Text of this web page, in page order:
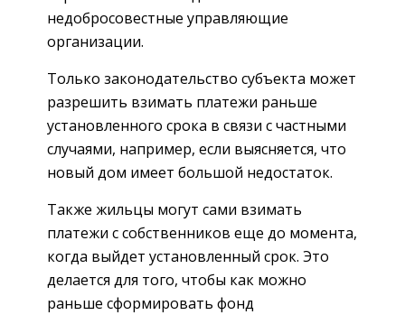
недобросовестные управляющие
организации.
Только законодательство субъекта может
разрешить взимать платежи раньше
установленного срока в связи с частными
случаями, например, если выясняется, что
новый дом имеет большой недостаток.
Также жильцы могут сами взимать
платежи с собственников еще до момента,
когда выйдет установленный срок. Это
делается для того, чтобы как можно
раньше сформировать фонд